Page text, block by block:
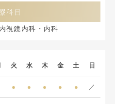
科目
視鏡内科・内科
火 水 木 金 土 日
● ● ● ● ● ／